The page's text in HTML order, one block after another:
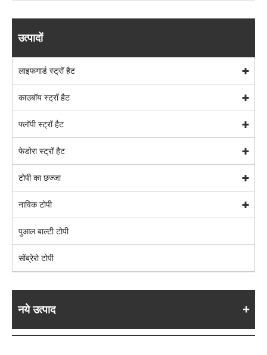
उत्पादों
लाइफगार्ड स्ट्रॉ हैट
काउबॉय स्ट्रॉ हैट
फ्लॉपी स्ट्रॉ हैट
फेडोरा स्ट्रॉ हैट
टोपी का छज्जा
नाविक टोपी
पुआल बाल्टी टोपी
सोंब्रेरो टोपी
नये उत्पाद